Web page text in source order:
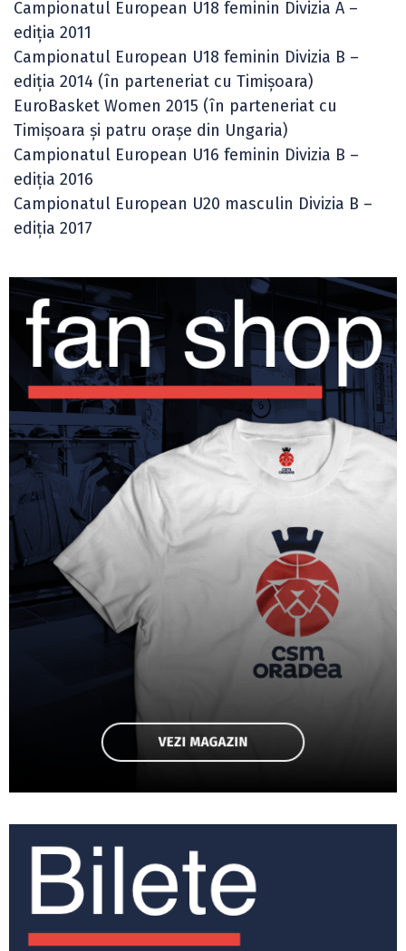
Campionatul European U18 feminin Divizia A –
ediția 2011
Campionatul European U18 feminin Divizia B –
ediția 2014 (în parteneriat cu Timișoara)
EuroBasket Women 2015 (în parteneriat cu
Timișoara și patru orașe din Ungaria)
Campionatul European U16 feminin Divizia B –
ediția 2016
Campionatul European U20 masculin Divizia B –
ediția 2017